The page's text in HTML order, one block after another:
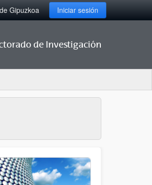
Gipuzkoa Iniciar sesión
de Investigación